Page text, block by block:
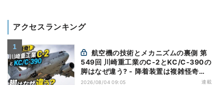
アクセスランキング
549回 川崎重工業のC-2とKC/C-390の
脚はなぜ違う? - 降着装置は複雑怪奇
(5)|軍用輸送機(10)
2026/08/04 09:05 連載